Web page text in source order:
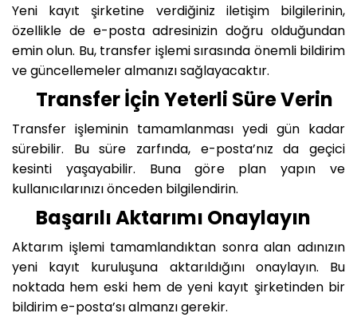
Yeni kayıt şirketine verdiğiniz iletişim bilgilerinin,
özellikle de e-posta adresinizin doğru olduğundan
emin olun. Bu, transfer işlemi sırasında önemli bildirim
ve güncellemeler almanızı sağlayacaktır.
Transfer İçin Yeterli Süre Verin
Transfer işleminin tamamlanması yedi gün kadar
sürebilir. Bu süre zarfında, e-posta’nız da geçici
kesinti yaşayabilir. Buna göre plan yapın ve
kullanıcılarınızı önceden bilgilendirin.
Başarılı Aktarımı Onaylayın
Aktarım işlemi tamamlandıktan sonra alan adınızın
yeni kayıt kuruluşuna aktarıldığını onaylayın. Bu
noktada hem eski hem de yeni kayıt şirketinden bir
bildirim e-posta’sı almanzı gerekir.